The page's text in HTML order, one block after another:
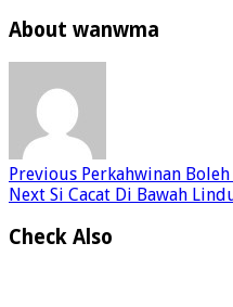
About wanwma
Previous Perkahwinan
Next Si Cacat Di Bawah
Check Also